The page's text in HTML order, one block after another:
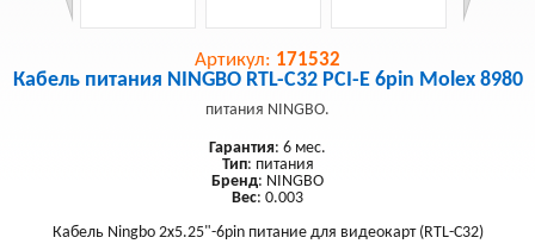
Артикул: 171532
Кабель питания NINGBO RTL-C32 PCI-E 6pin Molex 8980
питания NINGBO.
Гарантия: 6 мес.
Тип: питания
Бренд: NINGBO
Вес: 0.003
Кабель Ningbo 2x5.25"-6pin питание для видеокарт (RTL-C32)